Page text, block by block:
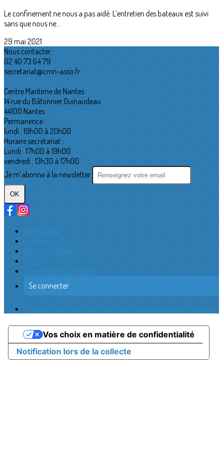
Le confinement ne nous a pas aidé. L’entretien des bateaux est suivi
sans que nous ne...
29 mai 2021
Nous contacter :
02 40 73 64 79
secretariat@cmn-asso.fr
Centre Maritime de Nantes
14 rue du Bâtonnier Guinaudeau
44100 Nantes
Permanence :
lundi : 19h00 à 20h00
Horaire secrétariat :
Lundi : 17h00 à 19h00
vendredi : 13h30 à 17h00
Je m'abonne à la newsletter
OK
Plan du site
Licences
Mentions légales
CGUV
Paramétrer vos cookies
Se connecter
Propulsé par AssoConnect, le logiciel des associations Sportives
Notification lors de la collecte
Vos choix en matière de confidentialité